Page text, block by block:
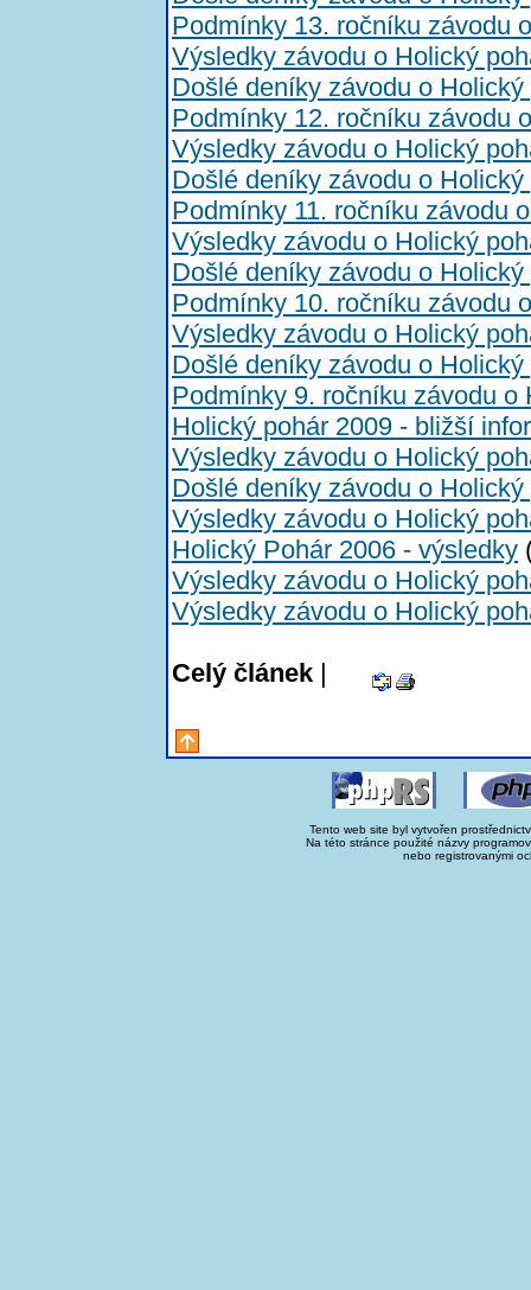
Podmínky 13. ročníku závodu
Výsledky závodu o Holický
Došlé deníky závodu o Holický
Podmínky 12. ročníku závodu
Výsledky závodu o Holický
Došlé deníky závodu o Holický
Podmínky 11. ročníku závodu
Výsledky závodu o Holický
Došlé deníky závodu o Holický
Podmínky 10. ročníku závodu
Výsledky závodu o Holický
Došlé deníky závodu o Holický
Podmínky 9. ročníku závodu o
Holický pohár 2009 - bližší
Výsledky závodu o Holický
Došlé deníky závodu o Holický
Výsledky závodu o Holický
Holický Pohár 2006 - výsledky
Výsledky závodu o Holický
Výsledky závodu o Holický
Celý článek |
Tento web site byl vytvořen
Na této stránce použité názvy
nebo registrovanými